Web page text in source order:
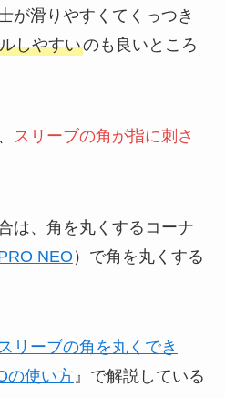
が滑りやすくてくっつき
しやすいのも良いところ
スリーブの角が指に刺さ
は、角を丸くするコーナ
NEO ）で角を丸くする
リーブの角を丸くでき
の使い方』で解説している